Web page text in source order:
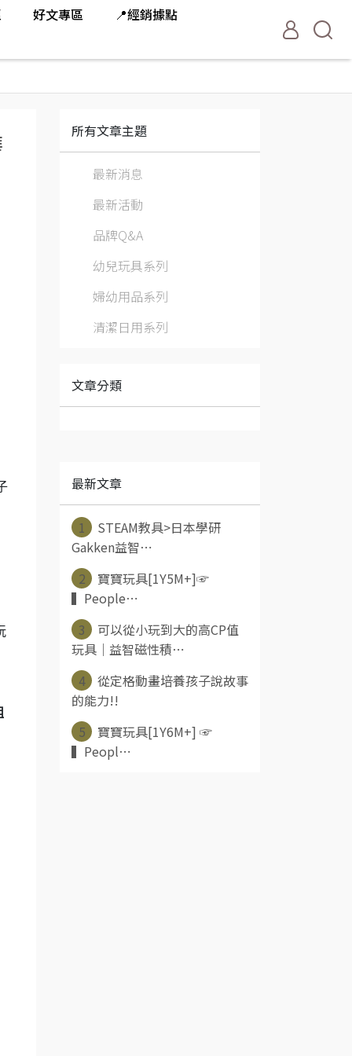
好文專區
📍經銷據點
所有文章主題
最新消息
最新活動
品牌Q&A
幼兒玩具系列
婦幼用品系列
清潔日用系列
文章分類
最新文章
1
STEAM教具>日本學研
Gakken益智⋯
2
寶寶玩具[1Y5M+]☞
▍People⋯
3
可以從小玩到大的高CP值
玩具｜益智磁性積⋯
4
從定格動畫培養孩子說故事
的能力!!
5
寶寶玩具[1Y6M+] ☞
▍Peopl⋯